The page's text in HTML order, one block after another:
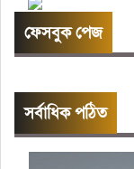
ফেসবুক পেজ
সর্বাধিক পঠিত